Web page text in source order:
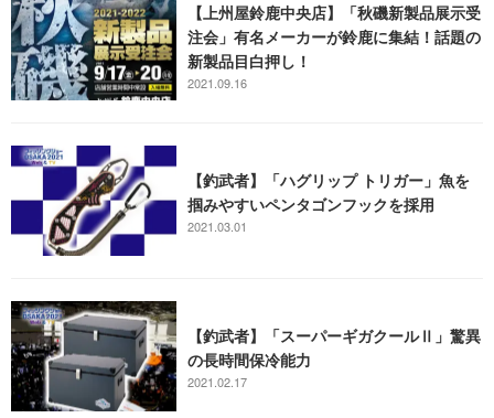
【上州屋鈴鹿中央店】「秋磯新製品展示受
注会」有名メーカーが鈴鹿に集結！話題の
新製品目白押し！
2021.09.16
【釣武者】「ハグリップ トリガー」魚を
掴みやすいペンタゴンフックを採用
2021.03.01
【釣武者】「スーパーギガクールⅡ」驚異
の長時間保冷能力
2021.02.17